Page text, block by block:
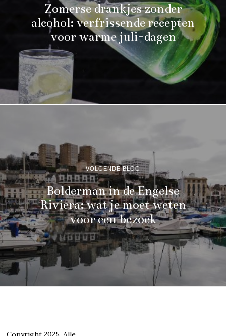
Zomerse drankjes zonder
alcohol: verfrissende recepten
voor warme juli-dagen
VOLGENDE BLOG
Bolderman in de Engelse
Riviera: wat je moet weten
voor een bezoek